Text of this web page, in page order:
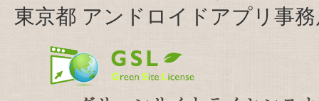
東京都 アンドロイドアプリ事